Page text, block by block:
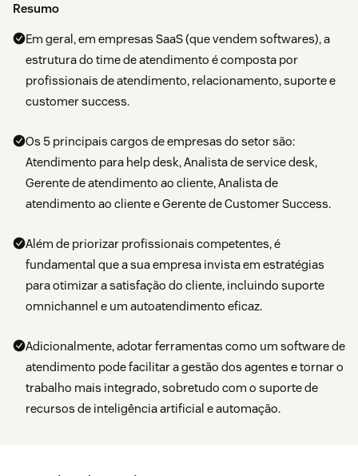
Resumo
Em geral, em empresas SaaS (que vendem softwares), a
estrutura do time de atendimento é composta por
profissionais de atendimento, relacionamento, suporte e
customer success.
Os 5 principais cargos de empresas do setor são:
Atendimento para help desk, Analista de service desk,
Gerente de atendimento ao cliente, Analista de
atendimento ao cliente e Gerente de Customer Success.
Além de priorizar profissionais competentes, é
fundamental que a sua empresa invista em estratégias
para otimizar a satisfação do cliente, incluindo suporte
omnichannel e um autoatendimento eficaz.
Adicionalmente, adotar ferramentas como um software de
atendimento pode facilitar a gestão dos agentes e tornar o
trabalho mais integrado, sobretudo com o suporte de
recursos de inteligência artificial e automação.